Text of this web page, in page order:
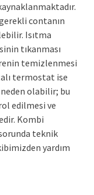
contanın
Isıtma
tıkanması
temizlenmesi
termostat ise
olabilir; bu
edilmesi ve
Kombi
teknik
yardım